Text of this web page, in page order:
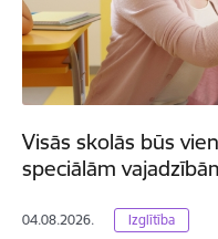
Visās skolās būs
speciālām
04.08.2026. Izglītība